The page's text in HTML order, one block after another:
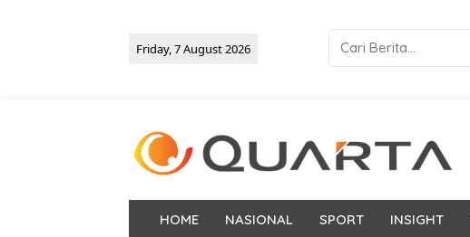
Friday, 7 August 2026
HOME NASIONAL SPORT INSIGHT